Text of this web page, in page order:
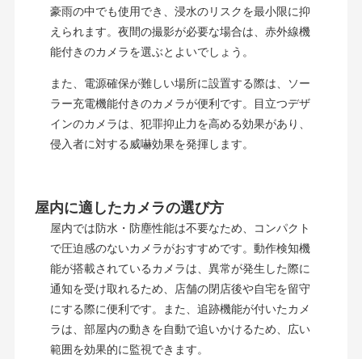
豪雨の中でも使用でき、浸水のリスクを最小限に抑
えられます。夜間の撮影が必要な場合は、赤外線機
能付きのカメラを選ぶとよいでしょう。
また、電源確保が難しい場所に設置する際は、ソー
ラー充電機能付きのカメラが便利です。目立つデザ
インのカメラは、犯罪抑止力を高める効果があり、
侵入者に対する威嚇効果を発揮します。
屋内に適したカメラの選び方
屋内では防水・防塵性能は不要なため、コンパクト
で圧迫感のないカメラがおすすめです。動作検知機
能が搭載されているカメラは、異常が発生した際に
通知を受け取れるため、店舗の閉店後や自宅を留守
にする際に便利です。また、追跡機能が付いたカメ
ラは、部屋内の動きを自動で追いかけるため、広い
範囲を効果的に監視できます。